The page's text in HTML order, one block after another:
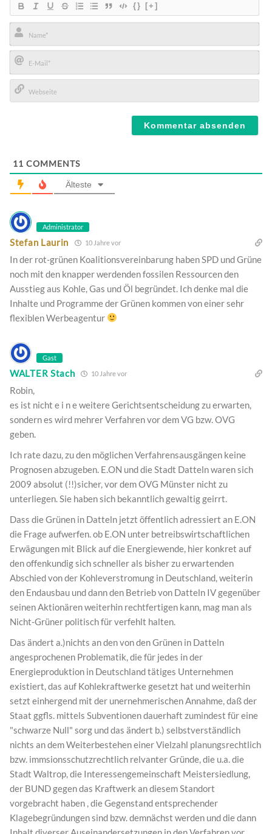
{} [+]
Name*
E-
Mail*
11 COMMENTS
Älteste
Administrator
Stefan Laurin 10 Jahre vor
In der rot-grünen Koalitionsvereinbarung haben SPD und Grüne
noch mit den knapper werdenden fossilen Ressourcen den
Ausstieg aus Kohle, Gas und Öl begründet. Ich denke mal die
Inhalte und Programme der Grünen kommen von einer sehr
flexiblen Werbeagentur
Gast
WALTER Stach 10 Jahre vor
Robin,
es ist nicht e i n e weitere Gerichtsentscheidung zu erwarten,
sondern es wird mehrer Verfahren vor dem VG bzw. OVG
geben.
Ich rate dazu, zu den möglichen Verfahrensausgängen keine
Prognosen abzugeben. E.ON und die Stadt Datteln waren sich
2009 absolut (!!)sicher, vor dem OVG Münster nicht zu
unterliegen. Sie haben sich bekanntlich gewaltig geirrt.
Dass die Grünen in Datteln jetzt öffentlich adressiert an E.ON
die Frage aufwerfen. ob E.ON unter betreibswirtschaftlichen
Erwägungen mit Blick auf die Energiewende, hier konkret auf
den offenkundig sich schneller als bisher zu erwartenden
Abschied von der Kohleverstromung in Deutschland, weiterin
den Endausbau und dann den Betrieb von Datteln IV gegenüber
seinen Aktionären weiterhin rechtfertigen kann, mag man als
Nicht-Grüner politisch für verfehlt halten.
Das ändert a.)nichts an den von den Grünen in Datteln
angesprochenen Problematik, die für jedes in der
Energieproduktion in Deutschland tätiges Unternehmen
existiert, das auf Kohlekraftwerke gesetzt hat und weiterhin
setzt einhergend mit der unernehmerischen Annahme, daß der
Staat ggfls. mittels Subventionen dauerhaft zumindest für eine
"schwarze Null" sorg und das ändert b.) selbstverständlich
nichts an dem Weiterbestehen einer Vielzahl planungsrechtlich
bzw. immsionsschutzrechtlich relvanter Gründe, die u.a. die
Stadt Waltrop, die Interessengemeinschaft Meistersiedlung,
der BUND gegen das Kraftwerk an diesem Standort
vorgebracht haben , die Gegenstand entsprechender
Klagebegründungen sind bzw. demnächst werden und die dann